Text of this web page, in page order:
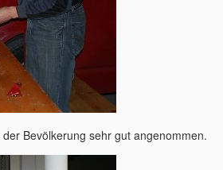
Bevölkerung sehr gut angenommen.